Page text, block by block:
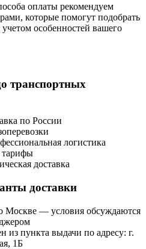
оплаты рекомендуем
которые помогут подобрать
особенностей вашего
транспортных
по России
логистика
доставка
доставки
Москве — условия обсуждаются
пункта выдачи по адресу: г.
1Б